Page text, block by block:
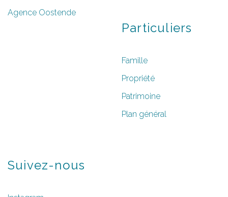
Agence Oostende
Particuliers
Famille
Propriété
Patrimoine
Plan général
Suivez-nous